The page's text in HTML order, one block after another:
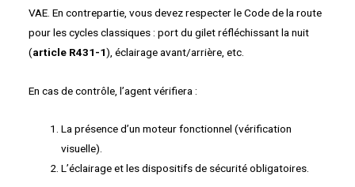
VAE. En contrepartie, vous devez respecter le Code de la route
pour les cycles classiques : port du gilet réfléchissant la nuit
(article R431-1), éclairage avant/arrière, etc.
En cas de contrôle, l’agent vérifiera :
La présence d’un moteur fonctionnel (vérification
visuelle).
L’éclairage et les dispositifs de sécurité obligatoires.